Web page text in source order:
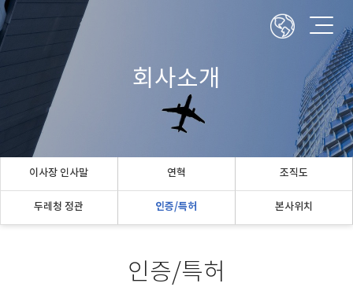
회사소개
이사장 인사말 연혁 조직도
두레청 정관 인증/특허 본사위치
인증/특허